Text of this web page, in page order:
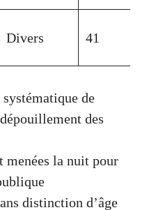
Divers 41
de
des
menées la nuit pour
distinction d’âge